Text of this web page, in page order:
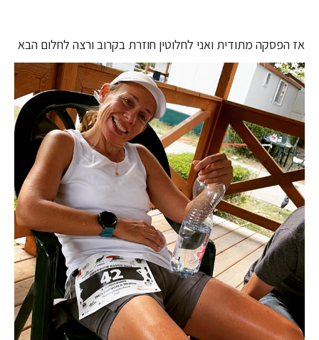
אז הפסקה מתודית ואני לחלוטין חוזרת בקרוב ורצה לחלום הבא